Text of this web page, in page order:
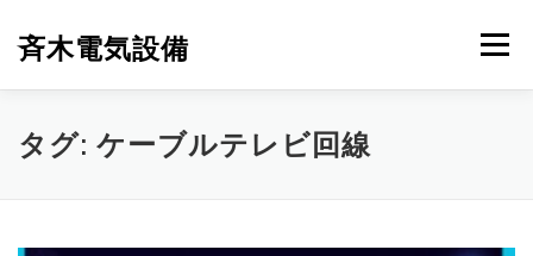
斉木電気設備 メニュー
斉木電気設備について 事例紹介 施工実績
タグ: ケーブルテレビ回線